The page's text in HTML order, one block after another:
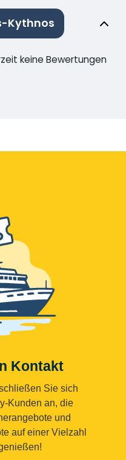
Kythnos
keine Bewertungen
Kontakt
Sie sich
Kunden an, die
und
auf einer Vielzahl